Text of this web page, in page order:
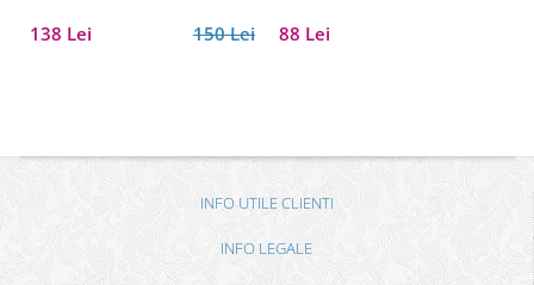
150 Lei
138 Lei 88 Lei
INFO UTILE CLIENTI
INFO LEGALE